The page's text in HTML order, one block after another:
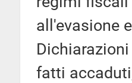
all'evasione
fatti